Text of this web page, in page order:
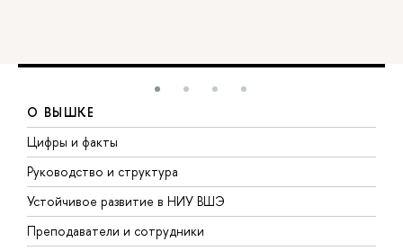
О ВЫШКЕ
Цифры и факты
Руководство и структура
Устойчивое развитие в НИУ ВШЭ
Преподаватели и сотрудники